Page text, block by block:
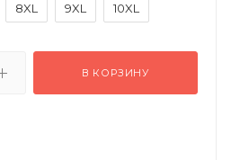
8XL 9XL 10XL
В КОРЗИНУ